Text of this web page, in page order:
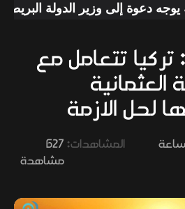
دعوة إلى وزير الدولة البريطاني
تركيا تتعامل مع
العثمانية
لحل الازمة
2023 الساعة
المشاهدات: 627
مشاهدة